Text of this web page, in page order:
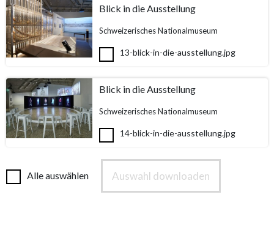
Blick in die Ausstellung
Schweizerisches Nationalmuseum
13-blick-in-die-ausstellung.jpg
Blick in die Ausstellung
Schweizerisches Nationalmuseum
14-blick-in-die-ausstellung.jpg
Alle auswählen Auswahl downloaden